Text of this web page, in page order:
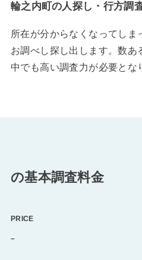
輪之内町の人探し・行方調
所在が分からなくなってしま
お調べし探し出します。数あ
中でも高い調査力が必要とな
輪之
の基本調査料金
PRICE
–